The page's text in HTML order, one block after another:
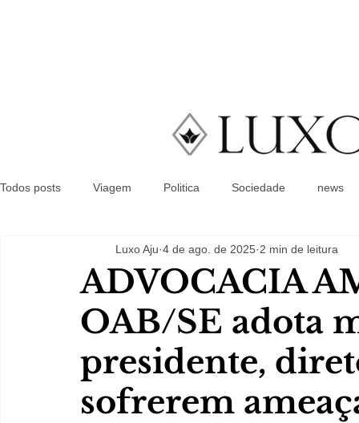
Todos posts Viagem Politica Sociedade news
ADVOCACIA
OAB/SE adota
presidente,
sofrerem
Luxo Aju 4 de ago. de 2025 2 min de leitura